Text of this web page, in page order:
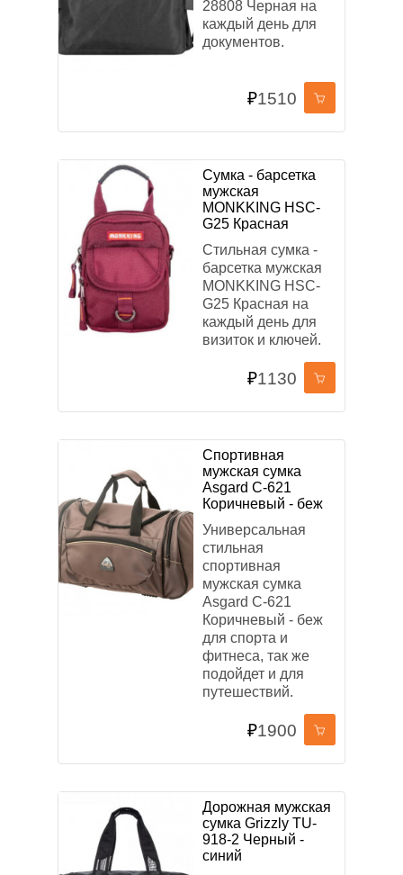
28808 Черная на
каждый день для
документов.
₽1510
Сумка - барсетка
мужская
MONKKING HSC-
G25 Красная
Стильная сумка -
барсетка мужская
MONKKING HSC-
G25 Красная на
каждый день для
визиток и ключей.
₽1130
Спортивная
мужская сумка
Asgard С-621
Коричневый - беж
Универсальная
стильная
спортивная
мужская сумка
Asgard С-621
Коричневый - беж
для спорта и
фитнеса, так же
подойдет и для
путешествий.
₽1900
Дорожная мужская
сумка Grizzly TU-
918-2 Черный -
синий